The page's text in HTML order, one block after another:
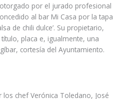
por el jurado profesional
al bar Mi Casa por la tapa
de chili dulce’. Su propietario,
placa e, igualmente, una
cortesía del Ayuntamiento.
chef Verónica Toledano, José